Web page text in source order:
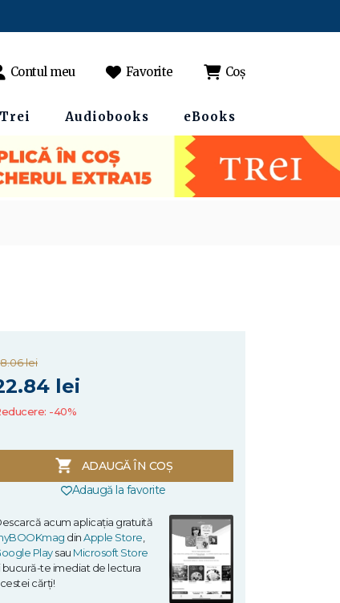
Contul meu Favorite Coș
Audiobooks eBooks
lei
lei
-40%
ADAUGĂ ÎN COȘ
Adaugă la favorite
acum aplicația gratuită
dinApple Store
Playsau Microsoft Store
bucură-te imediat de lectura
cărți!